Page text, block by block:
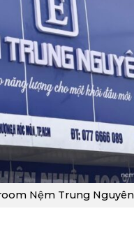
Nệm Trung Nguyên